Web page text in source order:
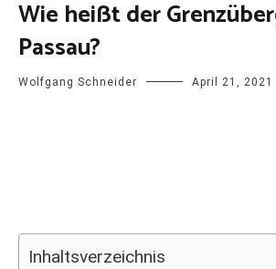
Wie heißt der
Passau?
Wolfgang Schneider April 21, 2021
Inhaltsverzeichnis